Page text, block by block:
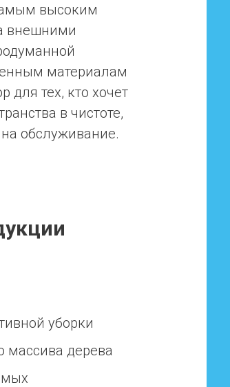
высоким
внешними
материалам
для тех, кто хочет
в чистоте,
уборки
массива дерева